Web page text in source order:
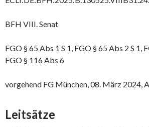
BFH VIII. Senat
FGO § 65 Abs 1 S 1, FGO § 65 Abs 2 S 1,
FGO § 116 Abs 6
vorgehend FG München, 08. März 2024,
Leitsätze